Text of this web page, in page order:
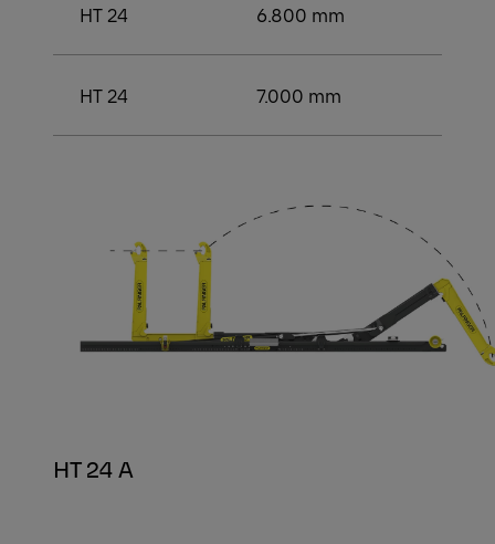
HT 24 6.800 mm
HT 24 7.000 mm
HT 24 A